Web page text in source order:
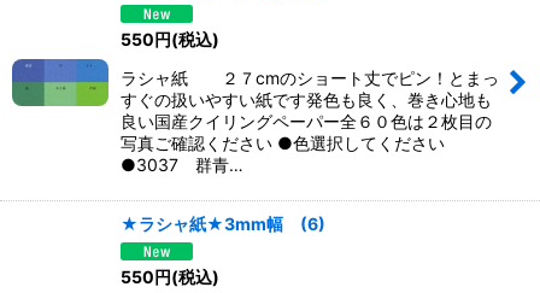
550円(税込)
ラシャ紙 ２７cmのショート丈でピン！とまっ
すぐの扱いやすい紙です発色も良く、巻き心地も
良い国産クイリングペーパー全６０色は２枚目の
写真ご確認ください ●色選択してください
●3037 群青…
★ラシャ紙★3mm幅 (6)
550円(税込)